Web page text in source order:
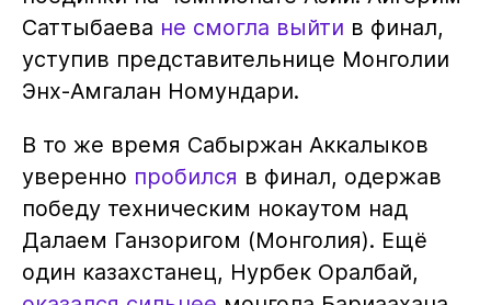
Саттыбаева не смогла выйти в финал,
уступив представительнице Монголии
Энх-Амгалан Номундари.
В то же время Сабыржан Аккалыков
уверенно пробился в финал, одержав
победу техническим нокаутом над
Далаем Ганзоригом (Монголия). Ещё
один казахстанец, Нурбек Оралбай,